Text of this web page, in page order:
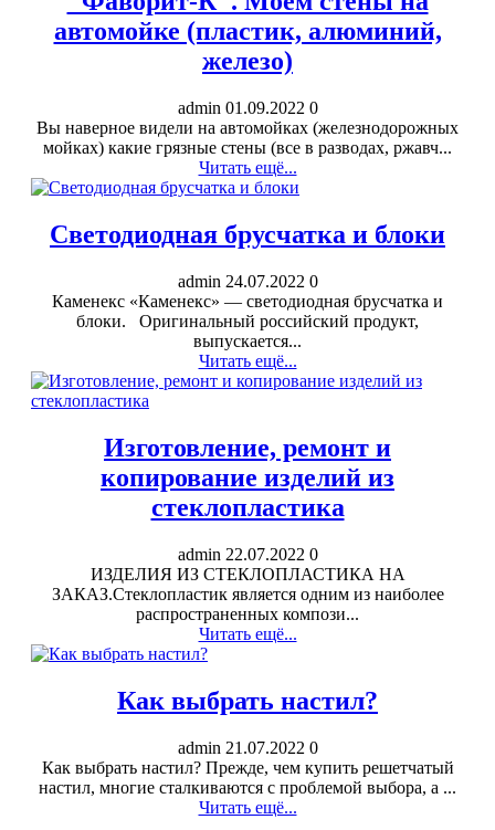
автомойке (пластик, алюминий,
железо)
admin 01.09.2022 0
Вы наверное видели на автомойках (железнодорожных
мойках) какие грязные стены (все в разводах, ржавч...
Читать ещё...
Светодиодная брусчатка и блоки
admin 24.07.2022 0
Каменекс «Каменекс» — светодиодная брусчатка и
блоки. Оригинальный российский продукт,
выпускается...
Читать ещё...
Изготовление, ремонт и
копирование изделий из
стеклопластика
admin 22.07.2022 0
ИЗДЕЛИЯ ИЗ СТЕКЛОПЛАСТИКА НА
ЗАКАЗ.Стеклопластик является одним из наиболее
распространенных компози...
Читать ещё...
Как выбрать настил?
admin 21.07.2022 0
Как выбрать настил? Прежде, чем купить решетчатый
настил, многие сталкиваются с проблемой выбора, а ...
Читать ещё...